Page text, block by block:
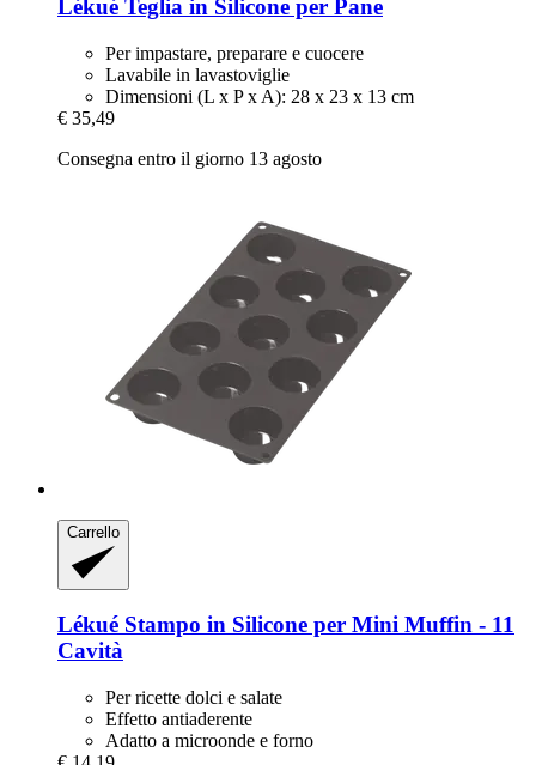
Lékué Teglia in Silicone per Pane
Per impastare, preparare e cuocere
Lavabile in lavastoviglie
Dimensioni (L x P x A): 28 x 23 x 13 cm
€ 35,49
Consegna entro il giorno 13 agosto
Carrello
Lékué Stampo in Silicone per Mini Muffin -​ 11
Cavità
Per ricette dolci e salate
Effetto antiaderente
Adatto a microonde e forno